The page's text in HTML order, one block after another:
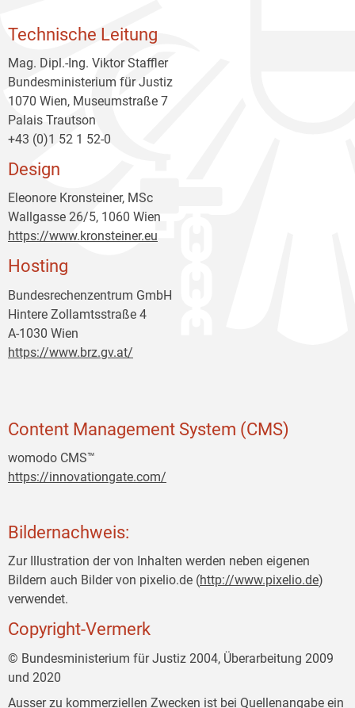
Technische Leitung
Mag. Dipl.-Ing. Viktor Staffler
Bundesministerium für Justiz
1070 Wien, Museumstraße 7
Palais Trautson
+43 (0)1 52 1 52-0
Design
Eleonore Kronsteiner, MSc
Wallgasse 26/5, 1060 Wien
https://www.kronsteiner.eu
Hosting
Bundesrechenzentrum GmbH
Hintere Zollamtsstraße 4
A-1030 Wien
https://www.brz.gv.at/
Content Management System (CMS)
womodo CMS™
https://innovationgate.com/
Bildernachweis:
Zur Illustration der von Inhalten werden neben eigenen
Bildern auch Bilder von pixelio.de (http://www.pixelio.de)
verwendet.
Copyright-Vermerk
© Bundesministerium für Justiz 2004, Überarbeitung 2009
und 2020
Ausser zu kommerziellen Zwecken ist bei Quellenangabe ein